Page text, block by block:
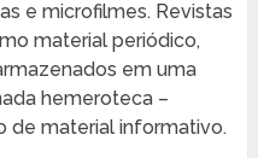
e microfilmes. Revistas
material periódico,
em uma
hemeroteca –
de material informativo.